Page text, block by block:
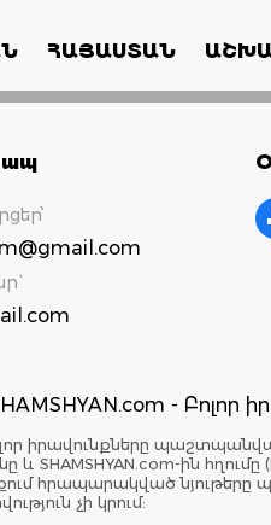
ՀԱՅԱՍՏԱՆ
-
իրավունքները
և SHAMSHYAN.com-ին
հրապարակված
չի կրում: